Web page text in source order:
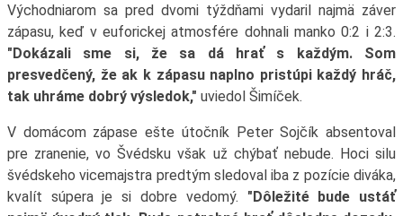
Východniarom sa pred dvomi týždňami vydaril najmä záver
zápasu, keď v euforickej atmosfére dohnali manko 0:2 i 2:3.
"Dokázali sme si, že sa dá hrať s každým. Som
presvedčený, že ak k zápasu naplno pristúpi každý hráč,
tak uhráme dobrý výsledok," uviedol Šimíček.
V domácom zápase ešte útočník Peter Sojčík absentoval
pre zranenie, vo Švédsku však už chýbať nebude. Hoci silu
švédskeho vicemajstra predtým sledoval iba z pozície diváka,
kvalít súpera je si dobre vedomý. "Dôležité bude ustáť